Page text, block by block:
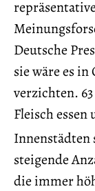
Deutsche
sie wäre es
verzichten.
Fleisch essen
Innenstädten
steigende
die immer